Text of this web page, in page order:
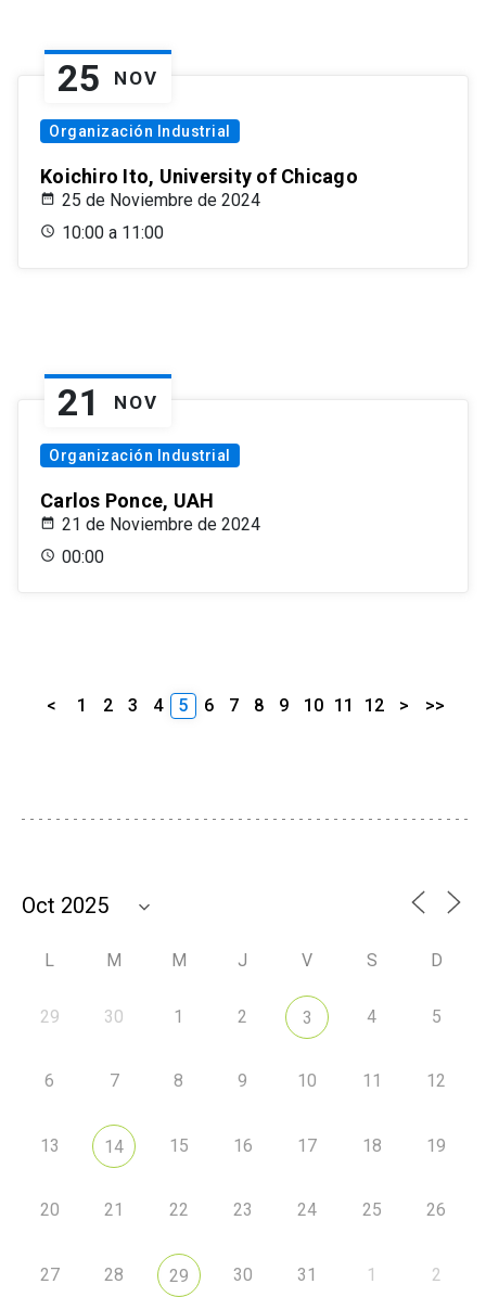
25 NOV
Organización Industrial
Koichiro Ito, University of Chicago
25 de Noviembre de 2024
10:00 a 11:00
21 NOV
Organización Industrial
Carlos Ponce, UAH
21 de Noviembre de 2024
00:00
< 1 2 3 4 5 6 7 8 9 10 11 12 > >>
L M M J V S D
29 30 1 2 3 4 5
6 7 8 9 10 11 12
13 14 15 16 17 18 19
20 21 22 23 24 25 26
27 28 29 30 31 1 2